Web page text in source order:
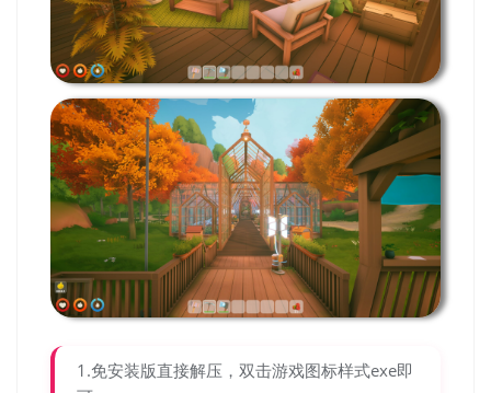
1.免安装版直接解压，双击游戏图标样式exe即